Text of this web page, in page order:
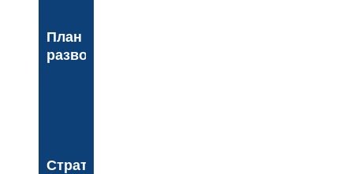
План
развоја
Стратегија